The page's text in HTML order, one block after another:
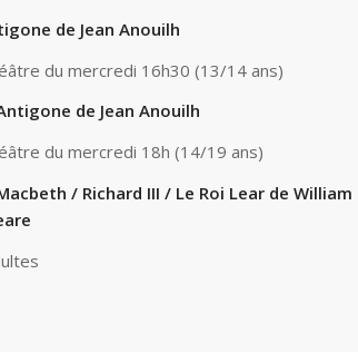
de Jean Anouilh
du mercredi 16h30 (13/14 ans)
de Jean Anouilh
du mercredi 18h (14/19 ans)
/ Richard III / Le Roi Lear de William